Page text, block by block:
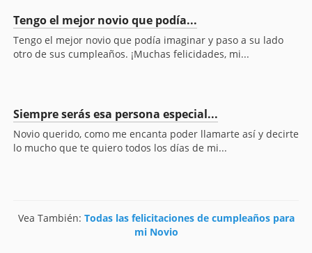
Tengo el mejor novio que podía...
Tengo el mejor novio que podía imaginar y paso a su lado
otro de sus cumpleaños. ¡Muchas felicidades, mi...
Siempre serás esa persona especial...
Novio querido, como me encanta poder llamarte así y decirte
lo mucho que te quiero todos los días de mi...
Vea También: Todas las felicitaciones de cumpleaños para
mi Novio